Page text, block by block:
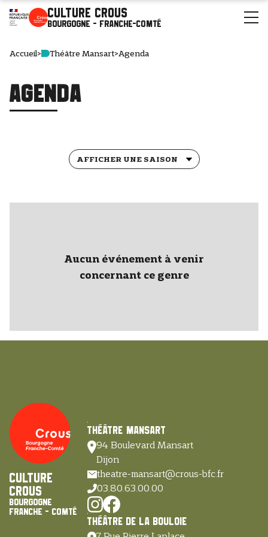
Culture Crous
Bourgogne - Franche-Comté
Accueil> Théâtre Mansart>Agenda
Agenda
Aucun événement à venir
concernant ce genre
Culture
Crous
Bourgogne
Franche - Comté
Théâtre Mansart
94 Boulevard Mansart
Dijon
theatre-mansart@crous-bfc.fr
03.80.63.00.00
Théâtre de la Bouloie